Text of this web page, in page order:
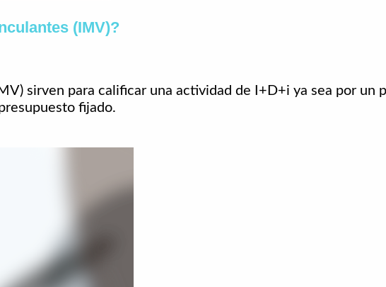
(IMV)?
sirven para calificar una actividad de I+D+i ya sea por un
fijado.